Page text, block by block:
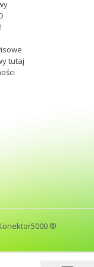
tutaj
®